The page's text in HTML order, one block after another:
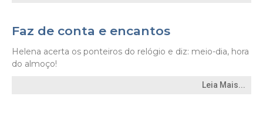
Faz de conta e encantos
Helena acerta os ponteiros do relógio e diz: meio-dia, hora
do almoço!
Leia Mais...